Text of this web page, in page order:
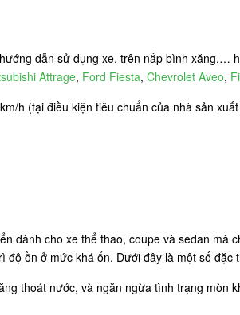
dẫn sử dụng xe, trên nắp bình xăng,…
Attrage, Ford Fiesta, Chevrolet Aveo,
h (tại điều kiện tiêu chuẩn của nhà sản
dành cho xe thể thao, coupe và sedan mà
độ ồn ở mức khá ổn. Dưới đây là một số
thoát nước, và ngăn ngừa tình trạng mòn